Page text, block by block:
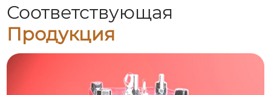
Соответствующая
Продукция